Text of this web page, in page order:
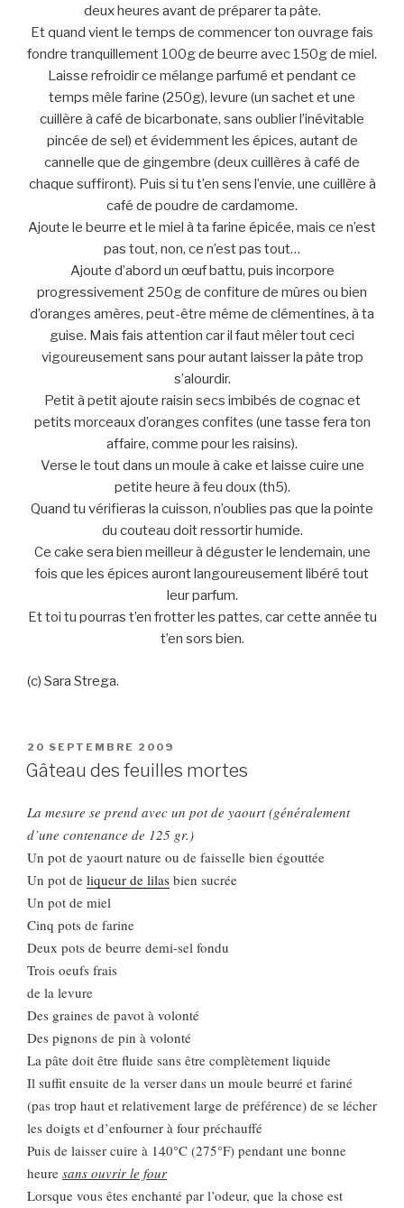
deux heures avant de préparer ta pâte.
Et quand vient le temps de commencer ton ouvrage fais
fondre tranquillement 100g de beurre avec 150g de miel.
Laisse refroidir ce mélange parfumé et pendant ce
temps mêle farine (250g), levure (un sachet et une
cuillère à café de bicarbonate, sans oublier l’inévitable
pincée de sel) et évidemment les épices, autant de
cannelle que de gingembre (deux cuillères à café de
chaque suffiront). Puis si tu t’en sens l’envie, une cuillère à
café de poudre de cardamome.
Ajoute le beurre et le miel à ta farine épicée, mais ce n’est
pas tout, non, ce n’est pas tout…
Ajoute d’abord un œuf battu, puis incorpore
progressivement 250g de confiture de mûres ou bien
d’oranges amères, peut-être même de clémentines, à ta
guise. Mais fais attention car il faut mêler tout ceci
vigoureusement sans pour autant laisser la pâte trop
s’alourdir.
Petit à petit ajoute raisin secs imbibés de cognac et
petits morceaux d’oranges confites (une tasse fera ton
affaire, comme pour les raisins).
Verse le tout dans un moule à cake et laisse cuire une
petite heure à feu doux (th5).
Quand tu vérifieras la cuisson, n’oublies pas que la pointe
du couteau doit ressortir humide.
Ce cake sera bien meilleur à déguster le lendemain, une
fois que les épices auront langoureusement libéré tout
leur parfum.
Et toi tu pourras t’en frotter les pattes, car cette année tu
t’en sors bien.
(c) Sara Strega.
PUBLIÉ
LE
20 SEPTEMBRE 2009
Gâteau des feuilles mortes
La mesure se prend avec un pot de yaourt (généralement
d’une contenance de 125 gr.)
Un pot de yaourt nature ou de faisselle bien égouttée
Un pot de liqueur de lilas bien sucrée
Un pot de miel
Cinq pots de farine
Deux pots de beurre demi-sel fondu
Trois oeufs frais
de la levure
Des graines de pavot à volonté
Des pignons de pin à volonté
La pâte doit être fluide sans être complètement liquide
Il suffit ensuite de la verser dans un moule beurré et fariné
(pas trop haut et relativement large de préférence) de se lécher
les doigts et d’enfourner à four préchauffé
Puis de laisser cuire à 140°C (275°F) pendant une bonne
heure sans ouvrir le four
Lorsque vous êtes enchanté par l’odeur, que la chose est